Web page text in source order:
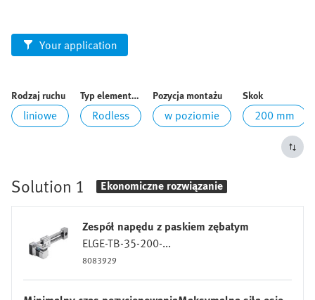
Your application
Rodzaj ruchu
liniowe
Typ elementu wykonawczego
Rodless
Pozycja montażu
w poziomie
Skok
200 mm
Solution 1 Ekonomiczne rozwiązanie
Zespół napędu z paskiem zębatym
ELGE-TB-35-200-...
8083929